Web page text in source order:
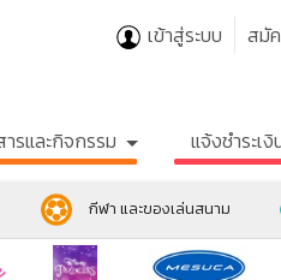
เข้าสู่ระบบ สมั
ารและกิจกรรม แจ้งชำระเงิ
กีฬา และของเล่นสนาม